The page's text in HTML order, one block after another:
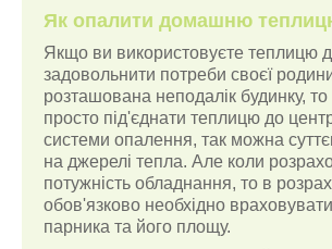
Як опалити домашню
Якщо ви використовуєте теплицю
задовольнити потреби своєї
розташована неподалік будинку,
просто під'єднати теплицю до
системи опалення, так можна
на джерелі тепла. Але коли
потужність обладнання, то в
обов'язково необхідно
парника та його площу.